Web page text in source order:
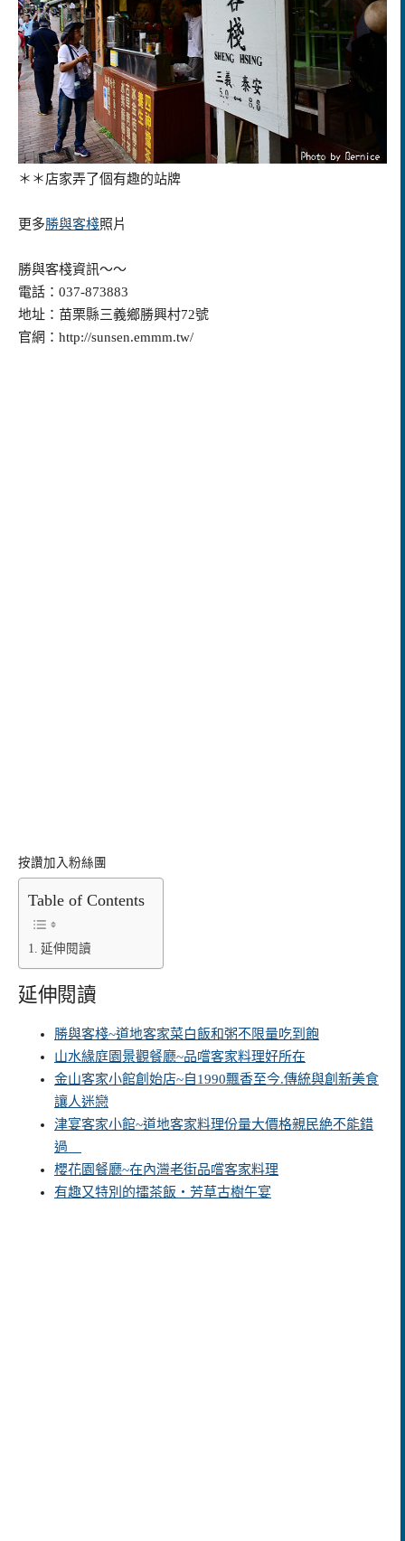
＊＊店家弄了個有趣的站牌
更多勝與客棧照片
勝與客棧資訊～～
電話：037-873883
地址：苗栗縣三義鄉勝興村72號
官網：http://sunsen.emmm.tw/
按讚加入粉絲團
Table of Contents
延伸閱讀
延伸閱讀
勝與客棧~道地客家菜白飯和粥不限量吃到飽
山水緣庭園景觀餐廳~品嚐客家料理好所在
金山客家小館創始店~自1990飄香至今.傳統與創新美食
讓人迷戀
津宴客家小館~道地客家料理份量大價格親民絶不能錯
過
櫻花園餐廳~在內灣老街品嚐客家料理
有趣又特別的擂茶飯‧芳草古樹午宴